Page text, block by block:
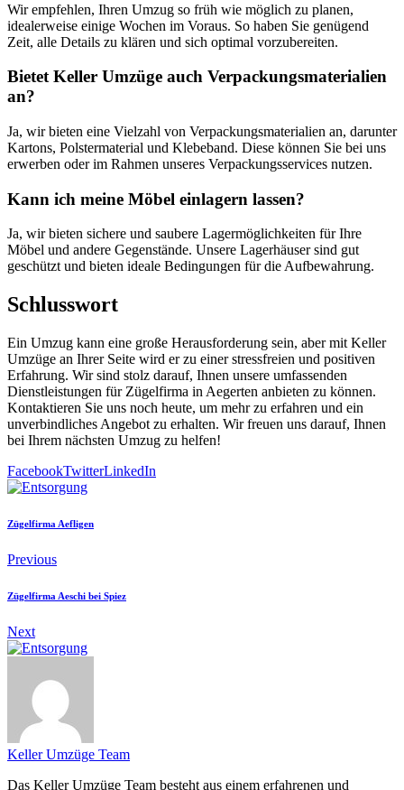
Wir empfehlen, Ihren Umzug so früh wie möglich zu planen,
idealerweise einige Wochen im Voraus. So haben Sie genügend
Zeit, alle Details zu klären und sich optimal vorzubereiten.
Bietet Keller Umzüge auch Verpackungsmaterialien
an?
Ja, wir bieten eine Vielzahl von Verpackungsmaterialien an, darunter
Kartons, Polstermaterial und Klebeband. Diese können Sie bei uns
erwerben oder im Rahmen unseres Verpackungsservices nutzen.
Kann ich meine Möbel einlagern lassen?
Ja, wir bieten sichere und saubere Lagermöglichkeiten für Ihre
Möbel und andere Gegenstände. Unsere Lagerhäuser sind gut
geschützt und bieten ideale Bedingungen für die Aufbewahrung.
Schlusswort
Ein Umzug kann eine große Herausforderung sein, aber mit Keller
Umzüge an Ihrer Seite wird er zu einer stressfreien und positiven
Erfahrung. Wir sind stolz darauf, Ihnen unsere umfassenden
Dienstleistungen für Zügelfirma in Aegerten anbieten zu können.
Kontaktieren Sie uns noch heute, um mehr zu erfahren und ein
unverbindliches Angebot zu erhalten. Wir freuen uns darauf, Ihnen
bei Ihrem nächsten Umzug zu helfen!
FacebookTwitterLinkedIn
Zügelfirma Aefligen
Previous
Zügelfirma Aeschi bei Spiez
Next
Keller Umzüge Team
Das Keller Umzüge Team besteht aus einem erfahrenen und